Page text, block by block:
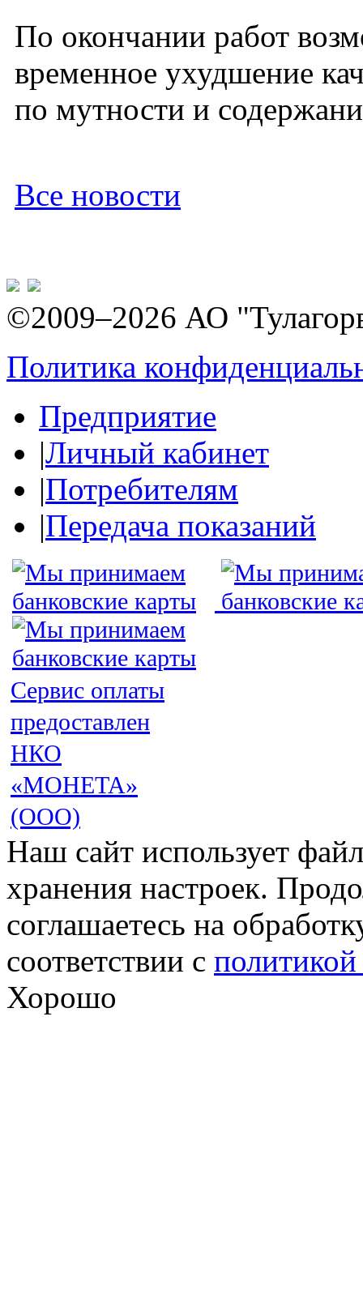
По окончании работ
временное ухудшение
по мутности и
Все новости
©2009–2026 АО
Политика
Предприятие
|Личный кабинет
|Потребителям
|Передача показаний
Сервис оплаты
предоставлен
НКО
«МОНЕТА»
(ООО)
Наш сайт использует
хранения настроек.
соглашаетесь на
соответствии с
Хорошо